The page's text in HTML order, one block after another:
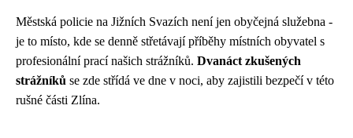
Městská policie na Jižních Svazích není jen obyčejná služebna -
je to místo, kde se denně střetávají příběhy místních obyvatel s
profesionální prací našich strážníků. Dvanáct zkušených
strážníků se zde střídá ve dne v noci, aby zajistili bezpečí v této
rušné části Zlína.